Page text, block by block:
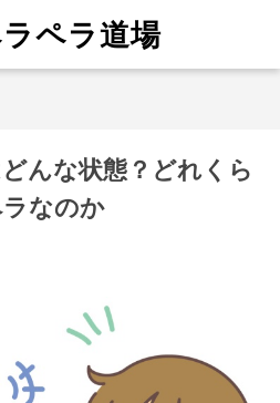
ペラ道場
んな状態？どれくら
なのか